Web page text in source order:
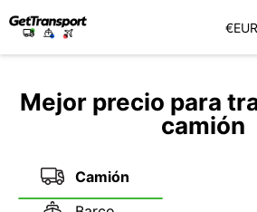
€EUR
Mejor precio para
camión
Camión